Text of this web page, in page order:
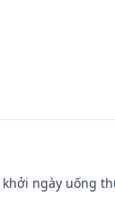
ngày uống